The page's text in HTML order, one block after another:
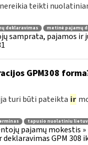
nereikia teikti
deklaravimas metinė pajamų
samprata, pajamos ir
GPM308
turi būti pateikta ir
tapusio nuolatiniu
pajamų mokestis
GPM 308